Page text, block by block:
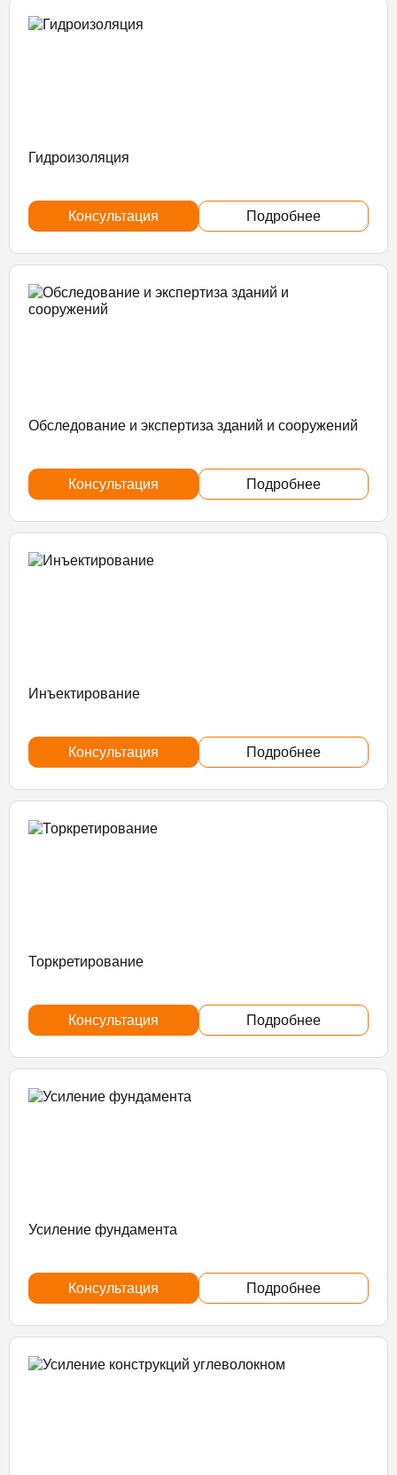
Гидроизоляция
Консультация Подробнее
Обследование и экспертиза зданий и сооружений
Консультация Подробнее
Инъектирование
Консультация Подробнее
Торкретирование
Консультация Подробнее
Усиление фундамента
Консультация Подробнее